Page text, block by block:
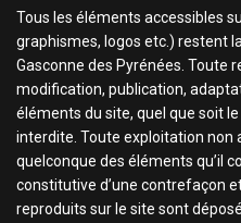
Tous les éléments accessibles
graphismes, logos etc.) restent
Gasconne des Pyrénées. Toute
modification, publication,
éléments du site, quel que soit
interdite. Toute exploitation non
quelconque des éléments qu’il
constitutive d’une contrefaçon
reproduits sur le site sont